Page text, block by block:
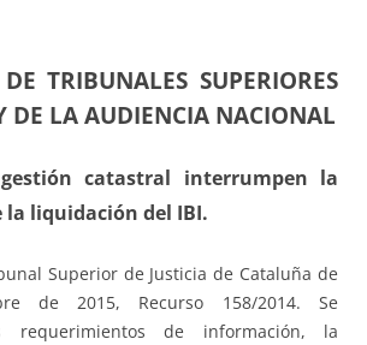
TRIBUNALES SUPERIORES
DE LA AUDIENCIA NACIONAL
catastral interrumpen la
la liquidación del IBI.
Superior de Justicia de Cataluña de
de 2015, Recurso 158/2014. Se
requerimientos de información, la